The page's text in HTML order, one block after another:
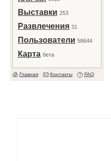
Выставки 253
Развлечения 31
Пользователи 58644
Карта бета
Главная Контакты FAQ